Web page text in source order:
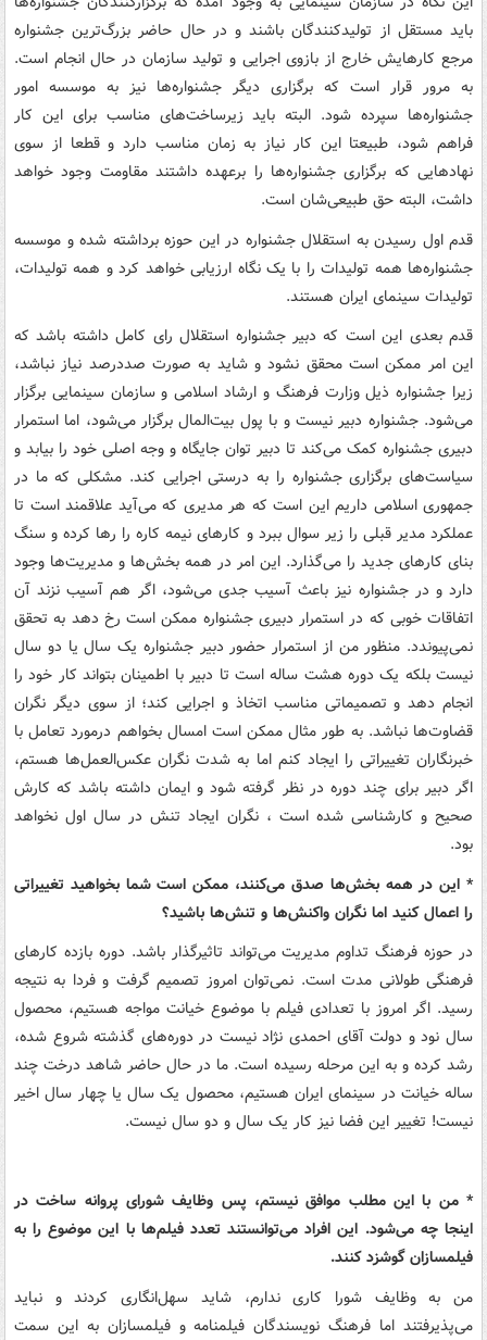
باید مستقل از تولید‌کنندگان باشند و در حال حاضر بزرگ‌ترین جشنواره
مرجع کارهایش خارج از بازوی اجرایی و تولید سازمان در حال انجام است.
به مرور قرار است که برگزاری دیگر جشنواره‌ها نیز به موسسه امور
جشنواره‌ها سپرده شود. البته باید زیرساخت‌های مناسب برای این کار
فراهم شود، طبیعتا این کار نیاز به زمان مناسب دارد و قطعا از سوی
نهادهایی که برگزاری جشنواره‌ها را برعهده داشتند مقاومت وجود خواهد
داشت، البته حق طبیعی‌شان است.
قدم اول رسیدن به استقلال جشنواره در این حوزه برداشته شده و موسسه
جشنواره‌ها همه تولیدات را با یک نگاه ارزیابی خواهد کرد و همه تولیدات،
تولیدات سینمای ایران هستند.
قدم بعدی این است که دبیر جشنواره استقلال رای کامل داشته باشد که
این امر ممکن است محقق نشود و شاید به صورت صددرصد نیاز نباشد،
زیرا جشنواره ذیل وزارت فرهنگ و ارشاد اسلامی و سازمان سینمایی برگزار
می‌شود. جشنواره دبیر نیست و با پول بیت‌المال برگزار می‌شود، اما استمرار
دبیری جشنواره کمک می‌کند تا دبیر توان جایگاه و وجه اصلی خود را بیابد و
سیاست‌های برگزاری جشنواره را به درستی اجرایی کند. مشکلی که ما در
جمهوری اسلامی داریم این است که هر مدیری که می‌آید علاقمند است تا
عملکرد مدیر قبلی را زیر سوال ببرد و کارهای نیمه کاره را رها کرده و سنگ
بنای کارهای جدید را می‌گذارد. این امر در همه بخش‌ها و مدیریت‌ها وجود
دارد و در جشنواره نیز باعث آسیب جدی می‌شود، اگر هم آسیب نزند آن
اتفاقات خوبی که در استمرار دبیری جشنواره ممکن است رخ دهد به تحقق
نمی‌پیوندد. منظور من از ‌استمرار حضور دبیر جشنواره یک سال یا دو سال
نیست بلکه یک دوره هشت ساله است تا دبیر با اطمینان بتواند کار خود را
انجام دهد و تصمیماتی مناسب اتخاذ و اجرایی کند؛ از سوی دیگر نگران
قضاوت‌ها نباشد. به طور مثال ممکن است امسال بخواهم درمورد تعامل با
خبرنگاران تغییراتی را ایجاد کنم اما به شدت نگران عکس‌العمل‌ها هستم،
اگر دبیر برای چند دوره در نظر گرفته شود و ایمان داشته باشد که کارش
صحیح و کارشناسی شده است ، نگران‌ ایجاد تنش در سال اول نخواهد
بود.
* این در همه بخش‌ها صدق می‌کنند، ممکن است شما بخواهید تغییراتی
را اعمال کنید اما نگران واکنش‌ها و تنش‌ها باشید؟
در حوزه فرهنگ تداوم مدیریت می‌تواند تاثیرگذار باشد. دوره بازده کارهای
فرهنگی طولانی مدت است. نمی‌توان امروز تصمیم گرفت و فردا به نتیجه
رسید. اگر امروز با تعدادی فیلم با موضوع خیانت مواجه هستیم، محصول
سال نود و دولت آقای احمدی نژاد نیست در دوره‌های گذشته شروع شده،
رشد کرده و به این مرحله رسیده است. ما در حال حاضر شاهد درخت چند
ساله خیانت در سینمای ایران هستیم، محصول یک سال یا چهار سال اخیر
نیست! تغییر این فضا نیز کار یک سال و دو سال نیست.
* من با این مطلب موافق نیستم، پس وظایف شورای پروانه ساخت در
اینجا چه می‌شود. این افراد می‌توانستند تعدد فیلم‌ها با این موضوع را به
فیلمسازان گوشزد کنند.
من به وظایف شورا کاری ندارم، شاید سهل‌انگاری کردند و نباید
می‌پذیرفتند اما فرهنگ نویسندگان فیلمنامه و فیلمسازان به این سمت